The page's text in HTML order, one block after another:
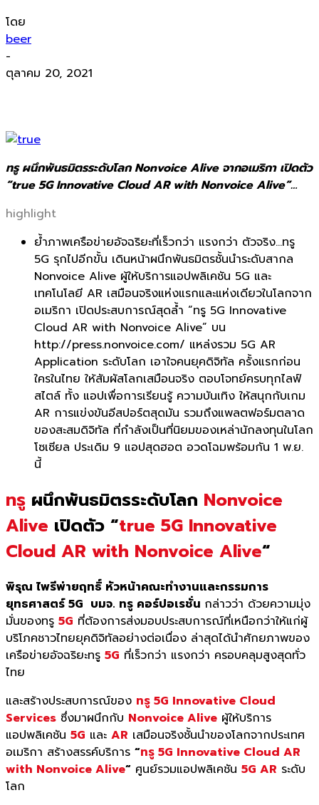
โดย
beer
-
ตุลาคม 20, 2021
ทรู ผนึกพันธมิตรระดับโลก Nonvoice Alive จากอเมริกา เปิดตัว
“true 5G Innovative Cloud AR with Nonvoice Alive”…
highlight
ย้ำภาพเครือข่ายอัจฉริยะที่เร็วกว่า แรงกว่า ตัวจริง…ทรู
5G รุกไปอีกขั้น เดินหน้าผนึกพันธมิตรชั้นนำระดับสากล
Nonvoice Alive ผู้ให้บริการแอปพลิเคชัน 5G และ
เทคโนโลยี AR เสมือนจริงแห่งแรกและแห่งเดียวในโลกจาก
อเมริกา เปิดประสบการณ์สุดล้ำ “ทรู 5G Innovative
Cloud AR with Nonvoice Alive” บน
http://press.nonvoice.com/ แหล่งรวม 5G AR
Application ระดับโลก เอาใจคนยุคดิจิทัล ครั้งแรกก่อน
ใครในไทย ให้สัมผัสโลกเสมือนจริง ตอบโจทย์ครบทุกไลฟ์
สไตล์ ทั้ง แอปเพื่อการเรียนรู้ ความบันเทิง ให้สนุกกับเกม
AR การแข่งขันอีสปอร์ตสุดมัน รวมถึงแพลตฟอร์มตลาด
ของสะสมดิจิทัล ที่กำลังเป็นที่นิยมของเหล่านักลงทุนในโลก
โซเซียล ประเดิม 9 แอปสุดฮอต อวดโฉมพร้อมกัน 1 พ.ย.
นี้
ทรู ผนึกพันธมิตรระดับโลก Nonvoice
Alive เปิดตัว “true 5G Innovative
Cloud AR with Nonvoice Alive“
พิรุณ ไพรีพ่ายฤทธิ์ หัวหน้าคณะทำงานและกรรมการ
ยุทธศาสตร์5G บมจ. ทรู คอร์ปอเรชั่น กล่าวว่า ด้วยความมุ่ง
มั่นของทรู 5G ที่ต้องการส่งมอบประสบการณ์ที่เหนือกว่าให้แก่ผู้
บริโภคชาวไทยยุคดิจิทัลอย่างต่อเนื่อง ล่าสุดได้นำศักยภาพของ
เครือข่ายอัจฉริยะทรู 5G ที่เร็วกว่า แรงกว่า ครอบคลุมสูงสุดทั่ว
ไทย
และสร้างประสบการณ์ของ ทรู 5G Innovative Cloud
Services ซึ่งมาผนึกกับ Nonvoice Alive ผู้ให้บริการ
แอปพลิเคชัน 5G และ AR เสมือนจริงชั้นนำของโลกจากประเทศ
อเมริกา สร้างสรรค์บริการ “ทรู 5G Innovative Cloud AR
with Nonvoice Alive“ ศูนย์รวมแอปพลิเคชัน 5G AR ระดับ
โลก